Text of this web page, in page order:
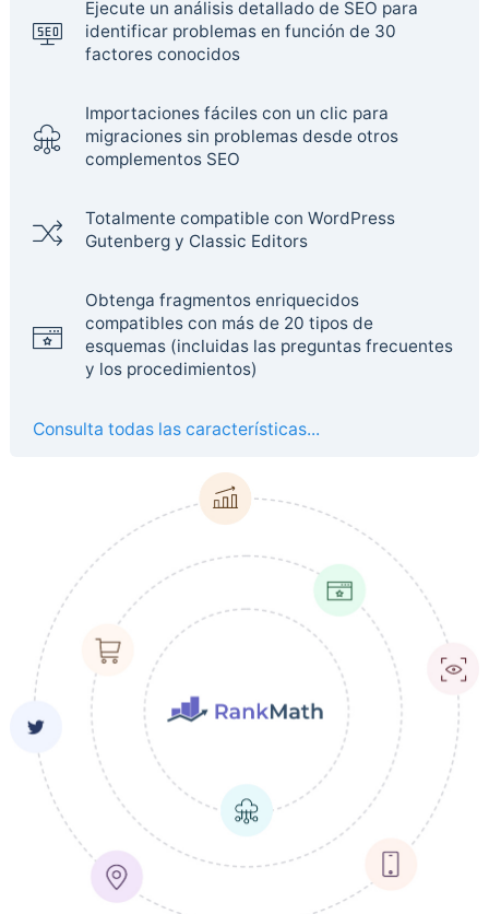
Ejecute un análisis detallado de SEO para
identificar problemas en función de 30
factores conocidos
Importaciones fáciles con un clic para
migraciones sin problemas desde otros
complementos SEO
Totalmente compatible con WordPress
Gutenberg y Classic Editors
Obtenga fragmentos enriquecidos
compatibles con más de 20 tipos de
esquemas (incluidas las preguntas frecuentes
y los procedimientos)
Consulta todas las características...